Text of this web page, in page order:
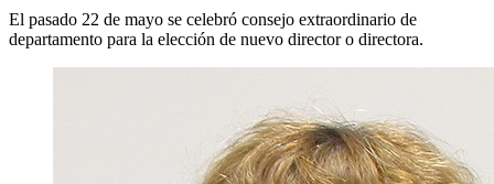
El pasado 22 de mayo se celebró consejo extraordinario de
departamento para la elección de nuevo director o directora.